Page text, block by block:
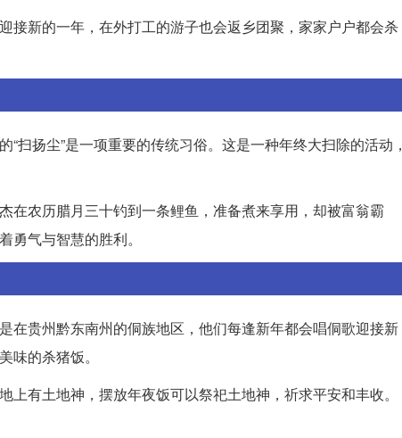
接新的一年，在外打工的游子也会返乡团聚，家家户户都会杀
扫扬尘”是一项重要的传统习俗。这是一种年终大扫除的活动，
在农历腊月三十钓到一条鲤鱼，准备煮来享用，却被富翁霸
气与智慧的胜利。
在贵州黔东南州的侗族地区，他们每逢新年都会唱侗歌迎接新
的杀猪饭。
有土地神，摆放年夜饭可以祭祀土地神，祈求平安和丰收。